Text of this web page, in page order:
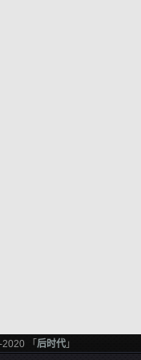
「 后时代 」